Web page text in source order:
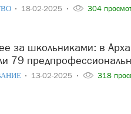
18-02-2025 304
79
13-02-2025 318